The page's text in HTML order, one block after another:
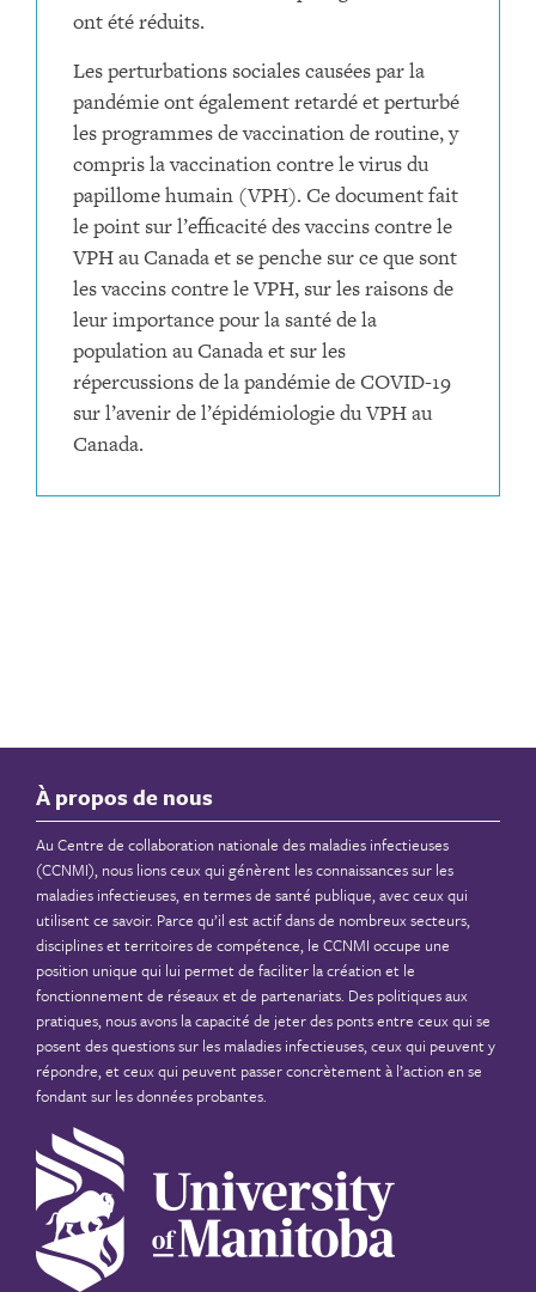
ont été réduits.
Les perturbations sociales causées par la
pandémie ont également retardé et perturbé
les programmes de vaccination de routine, y
compris la vaccination contre le virus du
papillome humain (VPH). Ce document fait
le point sur l’efficacité des vaccins contre le
VPH au Canada et se penche sur ce que sont
les vaccins contre le VPH, sur les raisons de
leur importance pour la santé de la
population au Canada et sur les
répercussions de la pandémie de COVID-19
sur l’avenir de l’épidémiologie du VPH au
Canada.
À propos de nous
Au Centre de collaboration nationale des maladies infectieuses
(CCNMI), nous lions ceux qui génèrent les connaissances sur les
maladies infectieuses, en termes de santé publique, avec ceux qui
utilisent ce savoir. Parce qu’il est actif dans de nombreux secteurs,
disciplines et territoires de compétence, le CCNMI occupe une
position unique qui lui permet de faciliter la création et le
fonctionnement de réseaux et de partenariats. Des politiques aux
pratiques, nous avons la capacité de jeter des ponts entre ceux qui se
posent des questions sur les maladies infectieuses, ceux qui peuvent y
répondre, et ceux qui peuvent passer concrètement à l’action en se
fondant sur les données probantes.